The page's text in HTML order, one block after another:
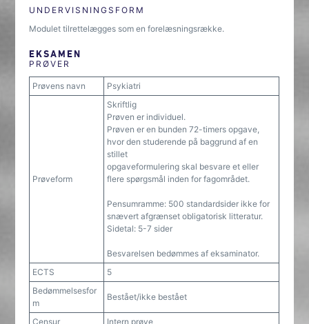
UNDERVISNINGSFORM
Modulet tilrettelægges som en forelæsningsrække.
EKSAMEN
PRØVER
Prøvens navn Psykiatri
Prøveform
Skriftlig
Prøven er individuel.
Prøven er en bunden 72-timers opgave,
hvor den studerende på baggrund af en
stillet
opgaveformulering skal besvare et eller
flere spørgsmål inden for fagområdet.
Pensumramme: 500 standardsider ikke for
snævert afgrænset obligatorisk litteratur.
Sidetal: 5-7 sider
Besvarelsen bedømmes af eksaminator.
ECTS
5
Bedømmelsesfor
m
Bestået/ikke bestået
Censur
Intern prøve